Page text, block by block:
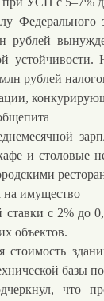
рублей
устойчивости.
рублей
и столовые
на имущество
с 2% до
объектов.
стоимость
базы
что